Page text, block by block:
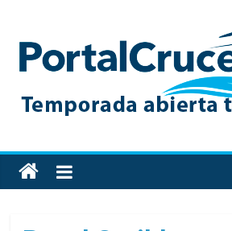
content
Toda
la